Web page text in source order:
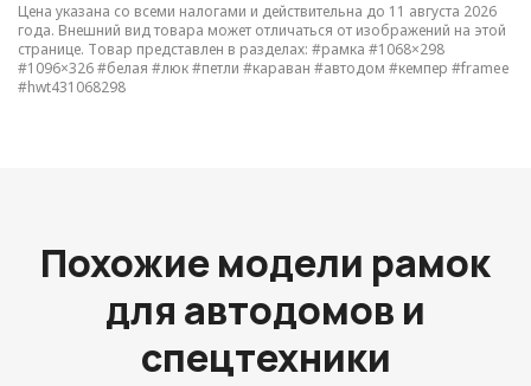
Цена указана со всеми налогами и действительна до 11 августа 2026
года. Внешний вид товара может отличаться от изображений на этой
странице. Товар представлен в разделах: #рамка #1068×298
#1096×326#белая #люк#петли #караван #автодом #кемпер #framee
#hwt431068298
Похожие модели рамок
для автодомов и
спецтехники